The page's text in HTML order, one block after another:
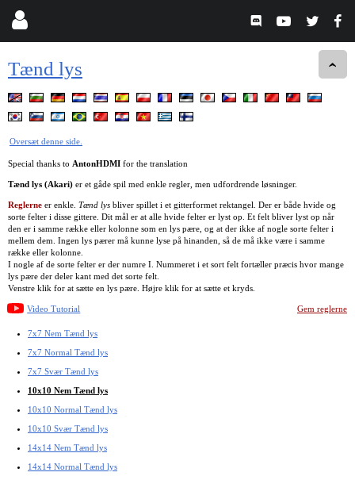
Tænd lys
Oversæt denne side.
Special thanks to AntonHDMI for the translation
Tænd lys (Akari) er et gåde spil med enkle regler, men udfordrende løsninger.
Reglerne er enkle. Tænd lys bliver spillet i et gitterformet rektangel. Der er både hvide og
sorte felter i disse gittere. Dit mål er at alle hvide felter er lyst op. Et felt bliver lyst op når
den er i samme række eller kolonne som en lys pære, og at der ikke af nogle sorte felter i
mellem dem. Ingen lys pærer må kunne lyse på hinanden, så de må ikke være i samme
række eller kolonne.
I nogle af de sorte felter er der numre I. Nummeret i et sort felt fortæller præcis hvor mange
lys pære der deler kant med det sorte felt.
Venstre klik for at sætte en lys pære. Højre klik for at sætte et kryds.
Video Tutorial Gem reglerne
7x7 Nem Tænd lys
7x7 Normal Tænd lys
7x7 Svær Tænd lys
10x10 Nem Tænd lys
10x10 Normal Tænd lys
10x10 Svær Tænd lys
14x14 Nem Tænd lys
14x14 Normal Tænd lys